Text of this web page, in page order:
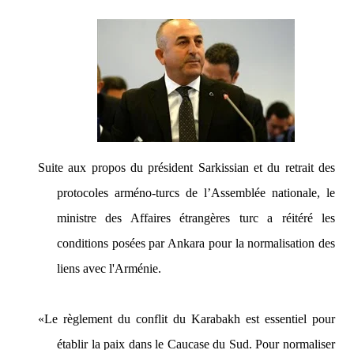
Suite aux propos du président Sarkissian et du retrait des
protocoles arméno-turcs de l’Assemblée nationale, le
ministre des Affaires étrangères turc a réitéré les
conditions posées par Ankara pour la normalisation des
liens avec l'Arménie.
«Le règlement du conflit du Karabakh est essentiel pour
établir la paix dans le Caucase du Sud. Pour normaliser